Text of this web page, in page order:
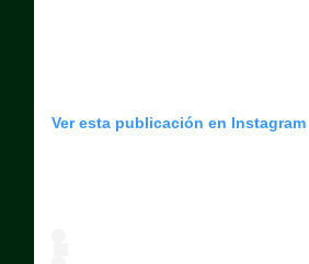
Ver esta publicación en Instagram